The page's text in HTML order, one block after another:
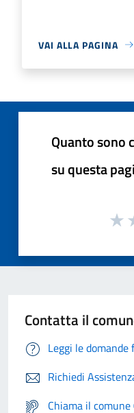
VAI ALLA PAGINA
Quanto sono
su questa
Contatta il
Leggi le
Richiedi
Chiama il